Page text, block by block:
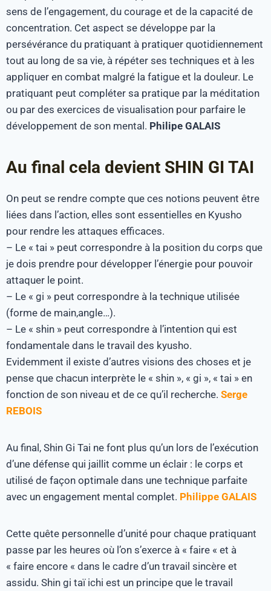
sens de l’engagement, du courage et de la capacité de
concentration. Cet aspect se développe par la
persévérance du pratiquant à pratiquer quotidiennement
tout au long de sa vie, à répéter ses techniques et à les
appliquer en combat malgré la fatigue et la douleur. Le
pratiquant peut compléter sa pratique par la méditation
ou par des exercices de visualisation pour parfaire le
développement de son mental. Philipe GALAIS
Au final cela devient SHIN GI TAI
On peut se rendre compte que ces notions peuvent être
liées dans l’action, elles sont essentielles en Kyusho
pour rendre les attaques efficaces.
– Le « tai » peut correspondre à la position du corps que
je dois prendre pour développer l’énergie pour pouvoir
attaquer le point.
– Le « gi » peut correspondre à la technique utilisée
(forme de main,angle…).
– Le « shin » peut correspondre à l’intention qui est
fondamentale dans le travail des kyusho.
Evidemment il existe d’autres visions des choses et je
pense que chacun interprète le « shin », « gi », « tai » en
fonction de son niveau et de ce qu’il recherche. Serge
REBOIS
Au final, Shin Gi Tai ne font plus qu’un lors de l’exécution
d’une défense qui jaillit comme un éclair : le corps et
utilisé de façon optimale dans une technique parfaite
avec un engagement mental complet. Philippe GALAIS
Cette quête personnelle d’unité pour chaque pratiquant
passe par les heures où l’on s’exerce à « faire « et à
« faire encore « dans le cadre d’un travail sincère et
assidu. Shin gi taï ichi est un principe que le travail